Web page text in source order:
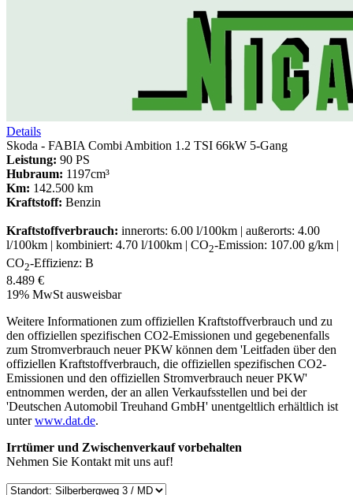
Details
Skoda - FABIA Combi Ambition 1.2 TSI 66kW 5-Gang
Leistung: 90 PS
Hubraum: 1197cm³
Km: 142.500 km
Kraftstoff: Benzin
Kraftstoffverbrauch: innerorts: 6.00 l/100km | außerorts: 4.00
l/100km | kombiniert: 4.70 l/100km | CO2-Emission: 107.00 g/km |
CO2-Effizienz: B
8.489 €
19% MwSt ausweisbar
Weitere Informationen zum offiziellen Kraftstoffverbrauch und zu
den offiziellen spezifischen CO2-Emissionen und gegebenenfalls
zum Stromverbrauch neuer PKW können dem 'Leitfaden über den
offiziellen Kraftstoffverbrauch, die offiziellen spezifischen CO2-
Emissionen und den offiziellen Stromverbrauch neuer PKW'
entnommen werden, der an allen Verkaufsstellen und bei der
'Deutschen Automobil Treuhand GmbH' unentgeltlich erhältlich ist
unterwww.dat.de.
Irrtümer und Zwischenverkauf vorbehalten
Nehmen Sie Kontakt mit uns auf!